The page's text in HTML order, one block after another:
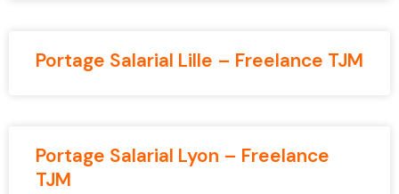
Portage Salarial Lille – Freelance TJM
Portage Salarial Lyon – Freelance
TJM